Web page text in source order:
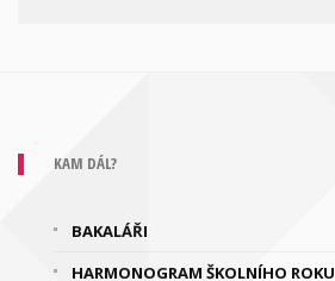
KAM DÁL?
BAKALÁŘI
HARMONOGRAM ŠKOLNÍHO ROKU